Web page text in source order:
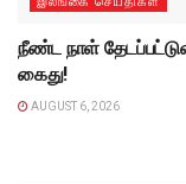
நீண்ட நாள்
கைது!
AUGUST 6, 2026